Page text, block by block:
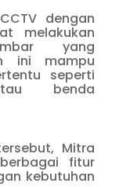
dengan
melakukan
yang
ini mampu
seperti
benda
Mitra
fitur
kebutuhan